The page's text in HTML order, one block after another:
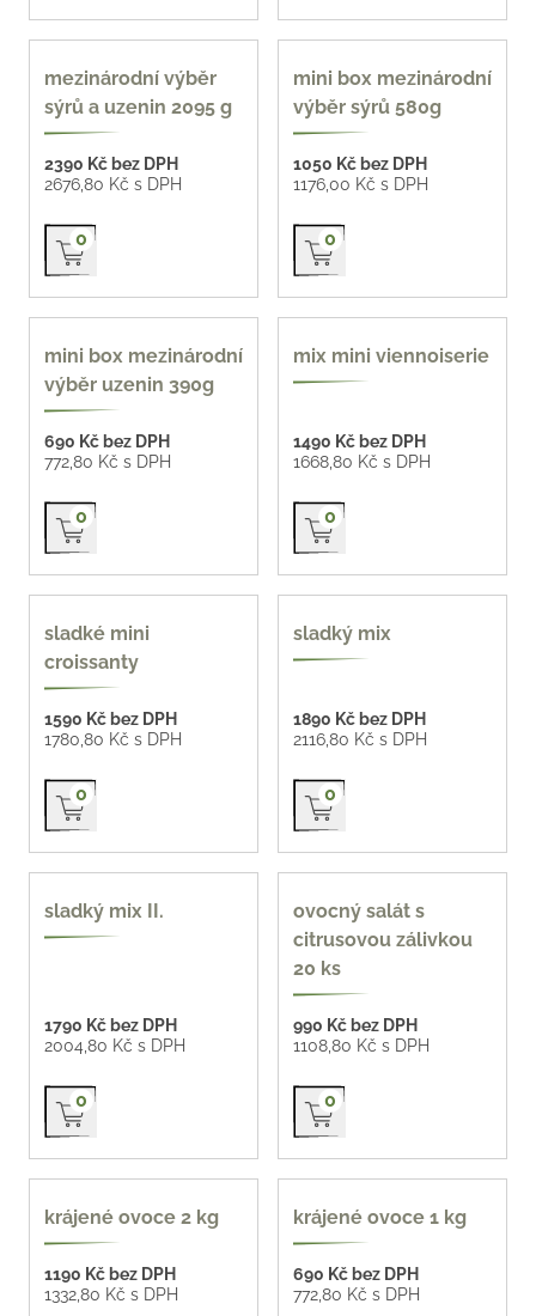
mezinárodní výběr
sýrů a uzenin 2095 g
2390 Kč bez DPH
2676,80 Kč s DPH
Přidat do košíku
0
mini box mezinárodní
výběr sýrů 580g
1050 Kč bez DPH
1176,00 Kč s DPH
Přidat do košíku
0
mini box mezinárodní
výběr uzenin 390g
690 Kč bez DPH
772,80 Kč s DPH
Přidat do košíku
0
z naší pekárny 66 Kč /
mix mini viennoiserie
1490 Kč bez DPH
1668,80 Kč s DPH
Přidat do košíku
0
z naší pekárny 71 Kč /
sladké mini
croissanty
1590 Kč bez DPH
1780,80 Kč s DPH
Přidat do košíku
0
oblíbené
sladký mix
1890 Kč bez DPH
2116,80 Kč s DPH
Přidat do košíku
0
nové
sladký mix II.
1790 Kč bez DPH
2004,80 Kč s DPH
Přidat do košíku
0
ovocný salát s
citrusovou zálivkou
20 ks
990 Kč bez DPH
1108,80 Kč s DPH
Přidat do košíku
0
oblíbené
krájené ovoce 2 kg
1190 Kč bez DPH
1332,80 Kč s DPH
krájené ovoce 1 kg
690 Kč bez DPH
772,80 Kč s DPH